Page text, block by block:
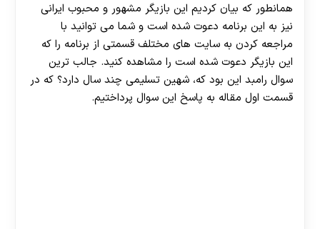
همانطور که بیان کردیم این بازیگر مشهور و محبوب ایرانی
نیز به این برنامه دعوت شده است و شما می توانید با
مراجعه کردن به سایت های مختلف قسمتی از برنامه را که
این بازیگر دعوت شده است را مشاهده کنید. جالب ترین
سوال رامبد این بود که، شهین تسلیمی چند سال دارد؟ که در
قسمت اول مقاله به پاسخ این سوال پرداختیم.